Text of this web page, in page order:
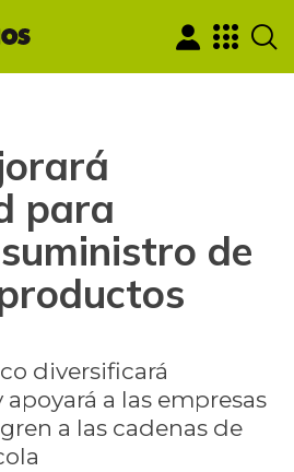
para
de
diversificará
a las empresas
a las cadenas de